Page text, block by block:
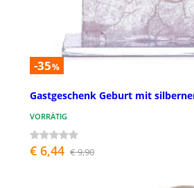
-35%
Gastgeschenk Geburt mit
VORRÄTIG
€ 6,44 € 9,90